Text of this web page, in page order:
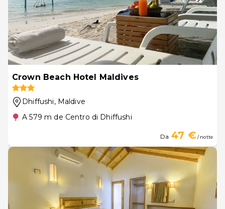
Crown Beach Hotel Maldives
Dhiffushi, Maldive
A 579 m de Centro di Dhiffushi
Da 47 €/ notte